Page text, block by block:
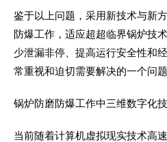
鉴于以上问题，采用新技术与新
防爆工作，适应超超临界锅炉技
少泄漏非停、提高运行安全性和
常重视和迫切需要解决的一个问题
锅炉防磨防爆工作中三维数字化
当前随着计算机虚拟现实技术高